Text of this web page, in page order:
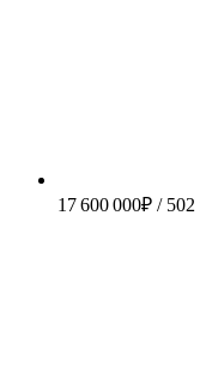
17 600 000₽ / 502